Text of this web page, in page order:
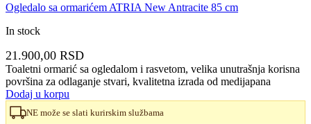
Ogledalo sa ormarićem ATRIA New Antracite 85 cm
In stock
21.900,00 RSD
Toaletni ormarić sa ogledalom i rasvetom, velika unutrašnja korisna
površina za odlaganje stvari, kvalitetna izrada od medijapana
Dodaj u korpu
NE može se slati kurirskim službama